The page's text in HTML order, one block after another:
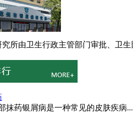
所由卫生行政主管部门审批、卫
抹药银屑病是一种常见的皮肤疾病...